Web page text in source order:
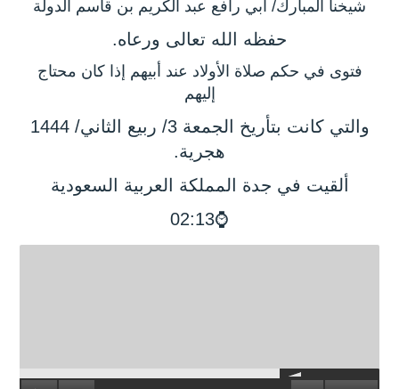
شيخنا المبارك/ أبي رافع عبد الكريم بن قاسم الدولة
حفظه الله تعالى ورعاه.
فتوى في حكم صلاة الأولاد عند أبيهم إذا كان محتاج
إليهم
والتي كانت بتأريخ الجمعة 3/ ربيع الثاني/ 1444
هجرية.
ألقيت في جدة المملكة العربية السعودية
⌚02:13